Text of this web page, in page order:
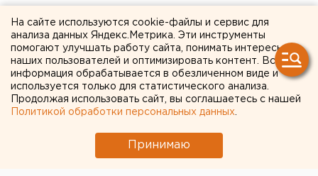
2 МАРТА 2020 В 11:35
Ольга Лобовикова
Власти Екатеринбурга
заказали исследование о
влиянии кремния на
На сайте используются cookie-файлы и сервис для
анализа данных Яндекс.Метрика. Эти инструменты
помогают улучшать работу сайта, понимать интересы
наших пользователей и оптимизировать контент. Вся
информация обрабатывается в обезличенном виде и
используется только для статистического анализа.
Продолжая использовать сайт, вы соглашаетесь с нашей
Политикой обработки персональных данных
Принимаю